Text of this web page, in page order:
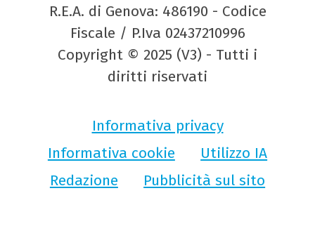
R.E.A. di Genova: 486190 - Codice
Fiscale / P.Iva 02437210996
Copyright © 2025 (V3) - Tutti i
diritti riservati
Informativa privacy
Informativa cookie
Utilizzo IA
Redazione
Pubblicità sul sito